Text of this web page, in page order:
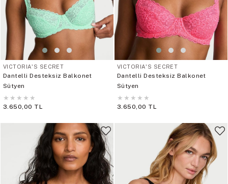
VICTORIA'S SECRET
Dantelli Desteksiz Balkonet
Sütyen
★ ★ ★ ★ ★
3.650,00 TL
VICTORIA'S SECRET
Dantelli Desteksiz Balkonet
Sütyen
★ ★ ★ ★ ★
3.650,00 TL